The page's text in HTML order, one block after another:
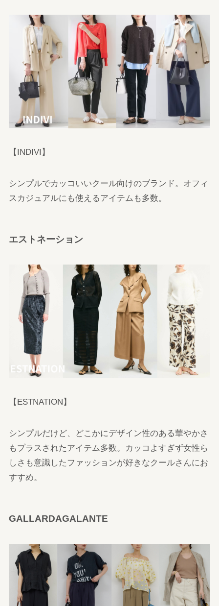
【INDIVI】
シンプルでカッコいいクール向けのブランド。オフィ
スカジュアルにも使えるアイテムも多数。
エストネーション
【ESTNATION】
シンプルだけど、どこかにデザイン性のある華やかさ
もプラスされたアイテム多数。カッコよすぎず女性ら
しさも意識したファッションが好きなクールさんにお
すすめ。
GALLARDAGALANTE